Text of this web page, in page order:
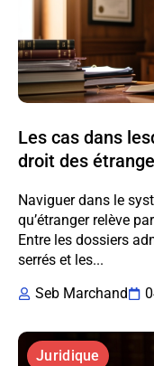
Les cas dans
droit des
Naviguer dans le
qu’étranger relève
Entre les dossiers
serrés et les...
Seb Marchand
Juridique